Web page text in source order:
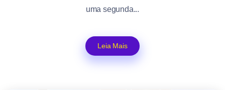
uma segunda...
Leia Mais